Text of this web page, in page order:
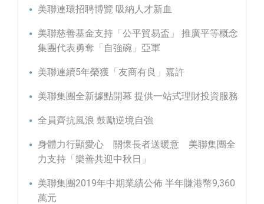
美聯連環招聘博覽 吸納人才新血
美聯慈善基金支持「公平貿易盃」 推廣平等概念
集團代表勇奪「自強碗」亞軍
美聯連續5年榮獲「友商有良」嘉許
美聯集團全新據點開幕 提供一站式理財投資服務
全員齊抗風浪 鼓勵逆境自強
身體力行顯愛心 關懷長者送暖意 美聯集團全
力支持「樂善共迎中秋日」
美聯集團2019年中期業績公佈 半年賺港幣9,360
萬元